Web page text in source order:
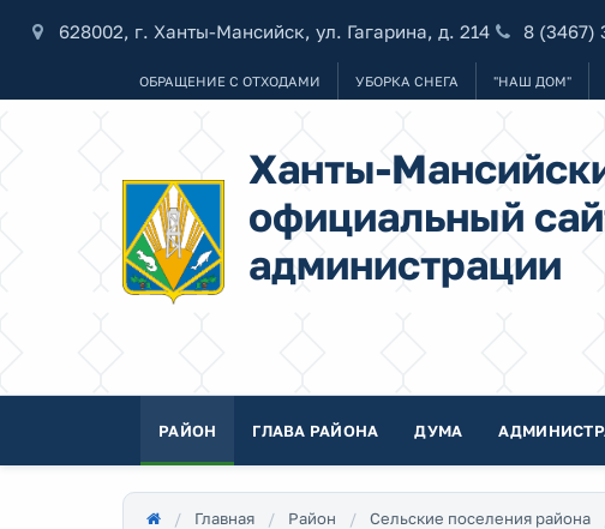
628002, г. Ханты-Мансийск, ул. Гагарина, д. 214 8 (3467)
ОБРАЩЕНИЕ С ОТХОДАМИ УБОРКА СНЕГА "НАШ ДОМ"
Ханты-
официальный
администрации
РАЙОН ГЛАВА РАЙОНА ДУМА
Главная Район Сельские поселения района